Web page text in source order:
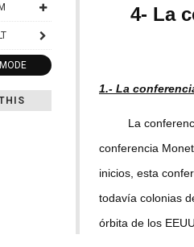
4- La
1.- La
La conferencia
conferencia
inicios, esta
todavía colonias
órbita de los EEUU.